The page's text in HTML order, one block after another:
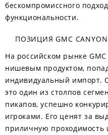
бескомпромиссного
функциональности.
ПОЗИЦИЯ GMC
На российском рынке
нишевым продуктом,
индивидуальный импорт.
это один из столпов
пикапов, успешно
игроками. Его ценят за
приличную проходимость